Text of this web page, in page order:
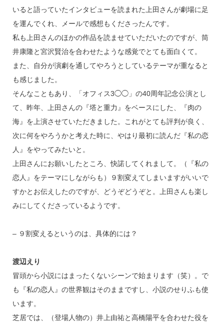
いると語っていたインタビューを読まれた上田さんが劇場に足
を運んでくれ、メールで感想もくださったんです。
私も上田さんのほかの作品を読ませていただいたのですが、筒
井康隆と宮沢賢治を合わせたような感覚でとても面白くて。
また、自分が演劇を通してやろうとしているテーマが重なると
も感じました。
そんなこともあり、「オフィス3◯◯」の40周年記念公演とし
て、昨年、上田さんの『塔と重力』をベースにした、『肉の
海』を上演させていただきました。これがとても評判が良く、
次に何をやろうかと考えた時に、やはり最初に読んだ『私の恋
人』をやってみたいと。
上田さんにお願いしたところ、快諾してくれまして。（『私の
恋人』をテーマにしながらも）９割変えてしまいますがいいで
すかとお伝えしたのですが、どうぞどうぞと。上田さんも楽し
みにしてくださっているようです。
– ９割変えるというのは、具体的には？
渡辺えり
冒頭から小説にはまったくないシーンで始まります（笑）。で
も『私の恋人』の世界観はそのままですし、小説のせりふも使
います。
芝居では、（登場人物の）井上由祐と高橋陽平を合わせた役を